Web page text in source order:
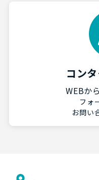
コン
WEBか
フォ
お問い